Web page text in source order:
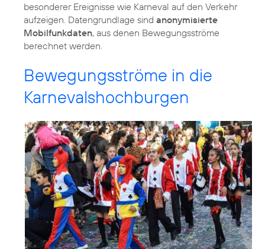
besonderer Ereignisse wie Karneval auf den Verkehr
aufzeigen. Datengrundlage sind anonymisierte
Mobilfunkdaten, aus denen Bewegungsströme
berechnet werden.
Bewegungsströme in die
Karnevalshochburgen